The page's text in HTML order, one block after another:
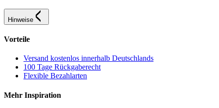
Hinweise
Vorteile
Versand kostenlos innerhalb Deutschlands
100 Tage Rückgaberecht
Flexible Bezahlarten
Mehr Inspiration